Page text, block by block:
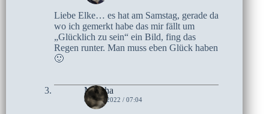
Liebe Elke… es hat am Samstag, gerade da
wo ich gemerkt habe das mir fällt um
„Glücklich zu sein“ ein Bild, fing das
Regen runter. Man muss eben Glück haben
🙂
Mascha
8. MAI 2022 / 07:04